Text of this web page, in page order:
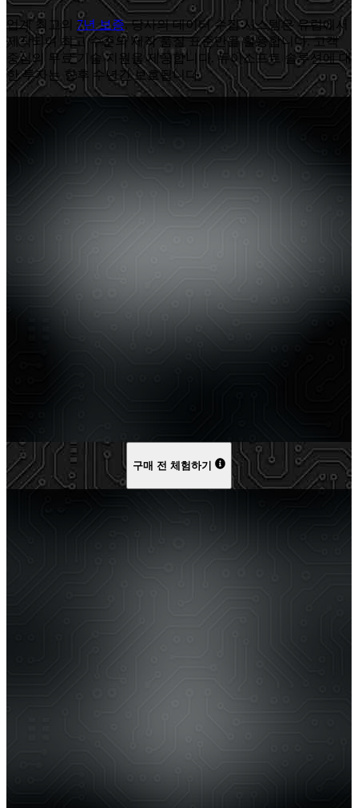
업계 최고의 7년 보증. 당사의 데이터 수집 시스템은 유럽에서
제작되며 최고 수준의 제작 품질 표준만을 활용합니다. 고객
중심의 무료 기술 지원을 제공합니다. 듀이소프트 솔루션에 대
한 투자는 향후 수년간 보호됩니다.
구매 전 체험하기